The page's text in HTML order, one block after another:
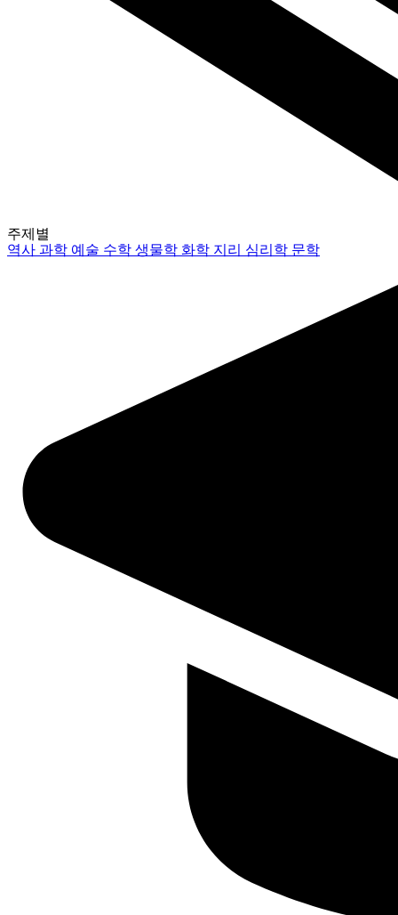
주제별
역사과학 예술 수학생물학 화학 지리 심리학 문학